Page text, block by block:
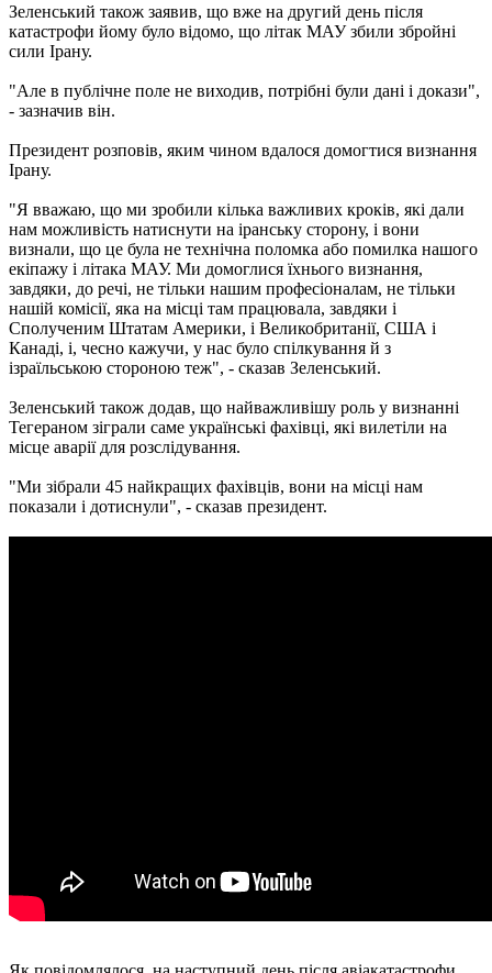
Зеленський також заявив, що вже на другий день після
катастрофи йому було відомо, що літак МАУ збили збройні
сили Ірану.
"Але в публічне поле не виходив, потрібні були дані і докази",
- зазначив він.
Президент розповів, яким чином вдалося домогтися визнання
Ірану.
"Я вважаю, що ми зробили кілька важливих кроків, які дали
нам можливість натиснути на іранську сторону, і вони
визнали, що це була не технічна поломка або помилка нашого
екіпажу і літака МАУ. Ми домоглися їхнього визнання,
завдяки, до речі, не тільки нашим професіоналам, не тільки
нашій комісії, яка на місці там працювала, завдяки і
Сполученим Штатам Америки, і Великобританії, США і
Канаді, і, чесно кажучи, у нас було спілкування й з
ізраїльською стороною теж", - сказав Зеленський.
Зеленський також додав, що найважливішу роль у визнанні
Тегераном зіграли саме українські фахівці, які вилетіли на
місце аварії для розслідування.
"Ми зібрали 45 найкращих фахівців, вони на місці нам
показали і дотиснули", - сказав президент.